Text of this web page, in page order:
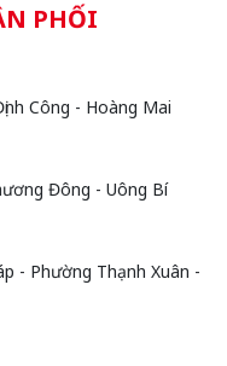
PHỐI
Công - Hoàng Mai
Đông - Uông Bí
- Phường Thạnh Xuân -